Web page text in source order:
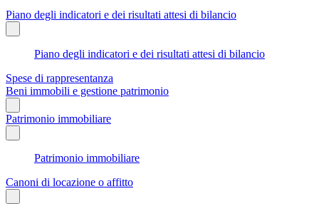
Piano degli indicatori e dei risultati attesi di bilancio
Piano degli indicatori e dei risultati attesi di bilancio
Spese di rappresentanza
Beni immobili e gestione patrimonio
Patrimonio immobiliare
Patrimonio immobiliare
Canoni di locazione o affitto